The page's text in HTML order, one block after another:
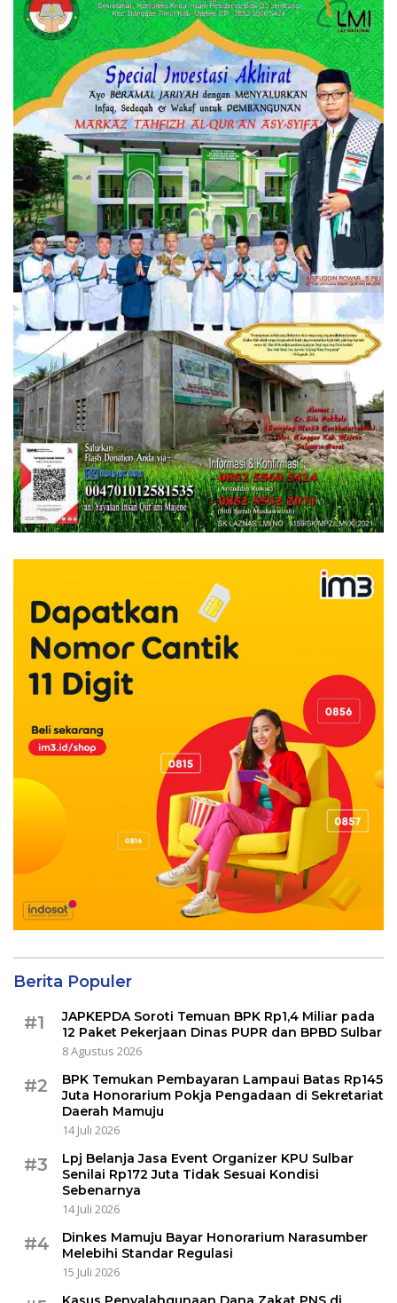
Berita Populer
#1
JAPKEPDA Soroti Temuan BPK Rp1,4 Miliar pada
12 Paket Pekerjaan Dinas PUPR dan BPBD Sulbar
8 Agustus 2026
#2
BPK Temukan Pembayaran Lampaui Batas Rp145
Juta Honorarium Pokja Pengadaan di Sekretariat
Daerah Mamuju
14 Juli 2026
#3
Lpj Belanja Jasa Event Organizer KPU Sulbar
Senilai Rp172 Juta Tidak Sesuai Kondisi
Sebenarnya
14 Juli 2026
#4
Dinkes Mamuju Bayar Honorarium Narasumber
Melebihi Standar Regulasi
15 Juli 2026